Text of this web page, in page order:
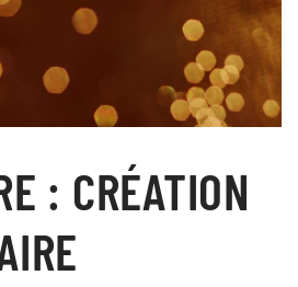
: CRÉATION